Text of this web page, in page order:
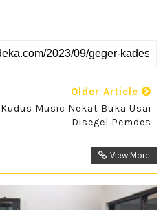
Older Article
Music Nekat Buka Usai
Disegel Pemdes
View More